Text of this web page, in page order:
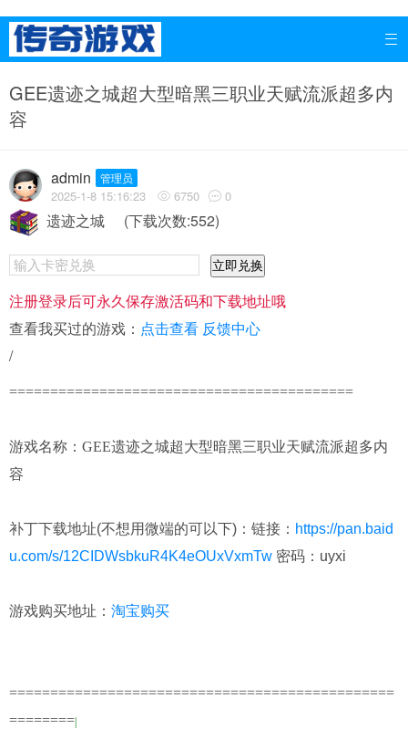

GEE遗迹之城超大型暗黑三职业天赋流派超多内
容
admin 管理员
2025-1-8 15:16:23  6750  0
遗迹之城 (下载次数:552)
立即兑换
注册登录后可永久保存激活码和下载地址哦
查看我买过的游戏： 点击查看 反馈中心
/
==========================================
游戏名称：GEE遗迹之城超大型暗黑三职业天赋流派超多内
容
补丁下载地址(不想用微端的可以下)： 链接： https://pan.baid
u.com/s/12CIDWsbkuR4K4eOUxVxmTw 密码：uyxi
游戏购买地址： 淘宝购买
===============================================
========